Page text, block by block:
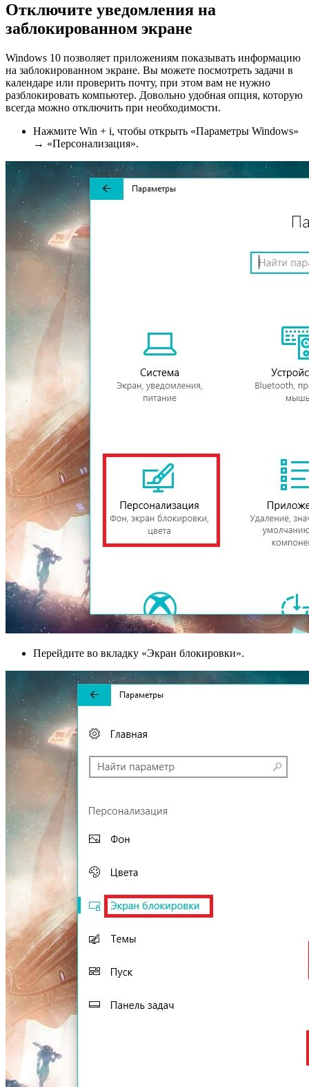
Отключите уведомления на
заблокированном экране
Windows 10 позволяет приложениям показывать информацию
на заблокированном экране. Вы можете посмотреть задачи в
календаре или проверить почту, при этом вам не нужно
разблокировать компьютер. Довольно удобная опция, которую
всегда можно отключить при необходимости.
Нажмите Win + i, чтобы открыть «Параметры Windows»
→ «Персонализация».
Перейдите во вкладку «Экран блокировки».